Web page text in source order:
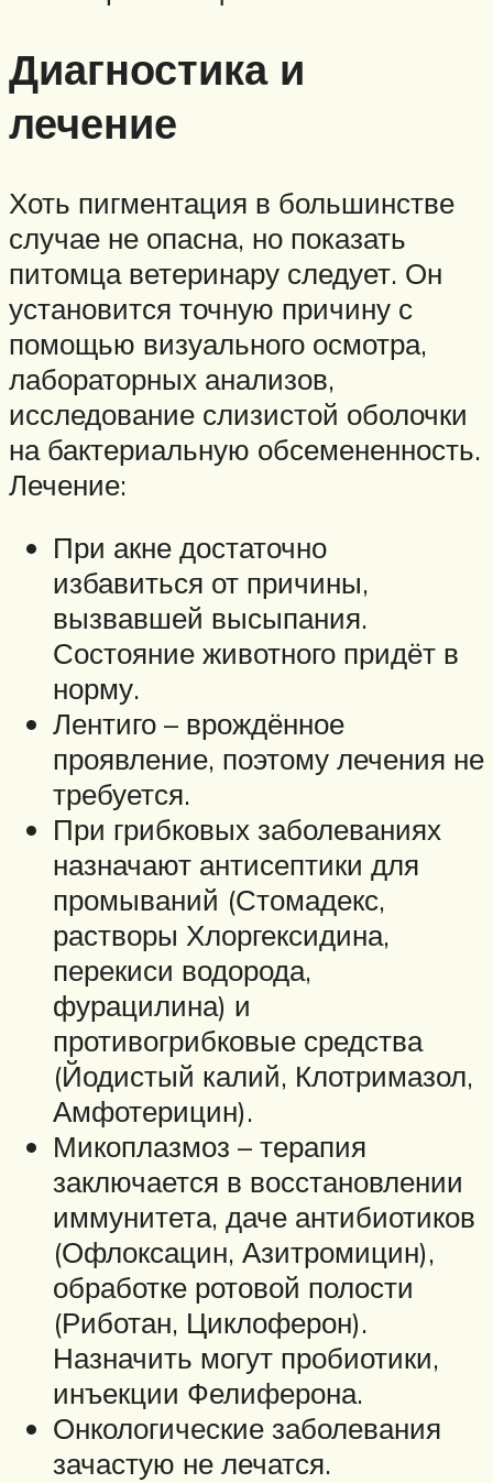
Диагностика и
лечение
Хоть пигментация в большинстве
случае не опасна, но показать
питомца ветеринару следует. Он
установится точную причину с
помощью визуального осмотра,
лабораторных анализов,
исследование слизистой оболочки
на бактериальную обсемененность.
Лечение:
При акне достаточно
избавиться от причины,
вызвавшей высыпания.
Состояние животного придёт в
норму.
Лентиго – врождённое
проявление, поэтому лечения не
требуется.
При грибковых заболеваниях
назначают антисептики для
промываний (Стомадекс,
растворы Хлоргексидина,
перекиси водорода,
фурацилина) и
противогрибковые средства
(Йодистый калий, Клотримазол,
Амфотерицин).
Микоплазмоз – терапия
заключается в восстановлении
иммунитета, даче антибиотиков
(Офлоксацин, Азитромицин),
обработке ротовой полости
(Риботан, Циклоферон).
Назначить могут пробиотики,
инъекции Фелиферона.
Онкологические заболевания
зачастую не лечатся.